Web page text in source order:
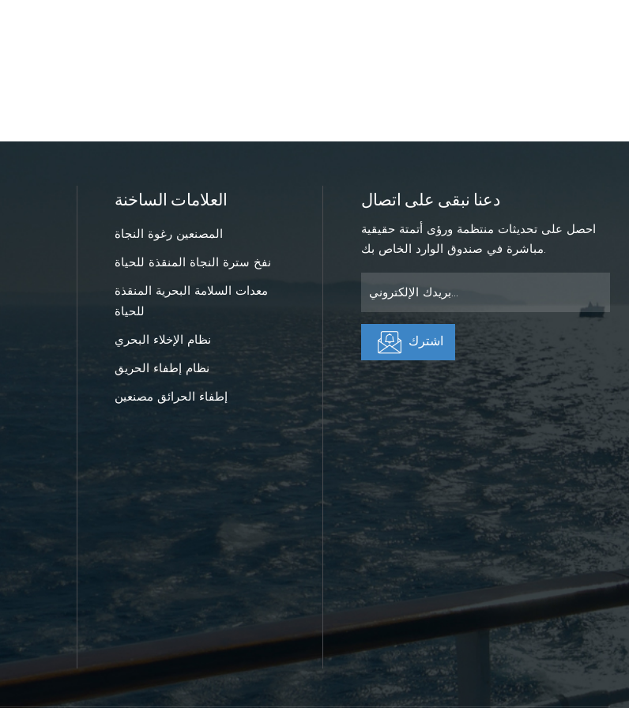
العلامات الساخنة
المصنعين رغوة النجاة
نفخ سترة النجاة المنقذة للحياة
معدات السلامة البحرية المنقذة
للحياة
نظام الإخلاء البحري
نظام إطفاء الحريق
إطفاء الحرائق مصنعين
دعنا نبقى على اتصال
احصل على تحديثات منتظمة ورؤى أتمتة حقيقية